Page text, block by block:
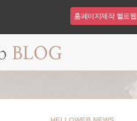
홈페이지제작 헬로웹